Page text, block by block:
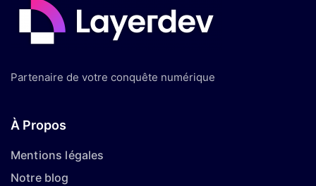
Partenaire de votre conquête numérique
À Propos
Mentions légales
Notre blog